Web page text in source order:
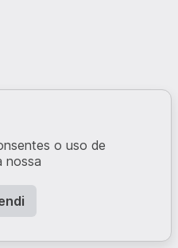
o uso de
nossa